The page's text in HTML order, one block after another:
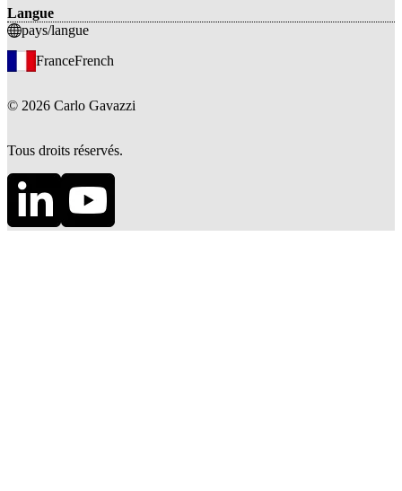
Langue
pays/langue
FranceFrench
© 2026 Carlo Gavazzi
Tous droits réservés.